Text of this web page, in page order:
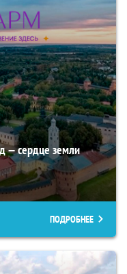
— сердце земли
ПОДРОБНЕЕ